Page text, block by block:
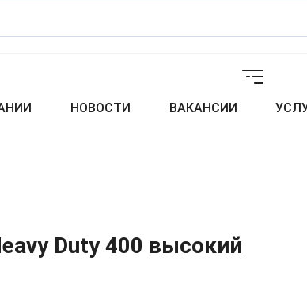
НОВОСТИ ВАКАНСИИ
Duty 400 высокий